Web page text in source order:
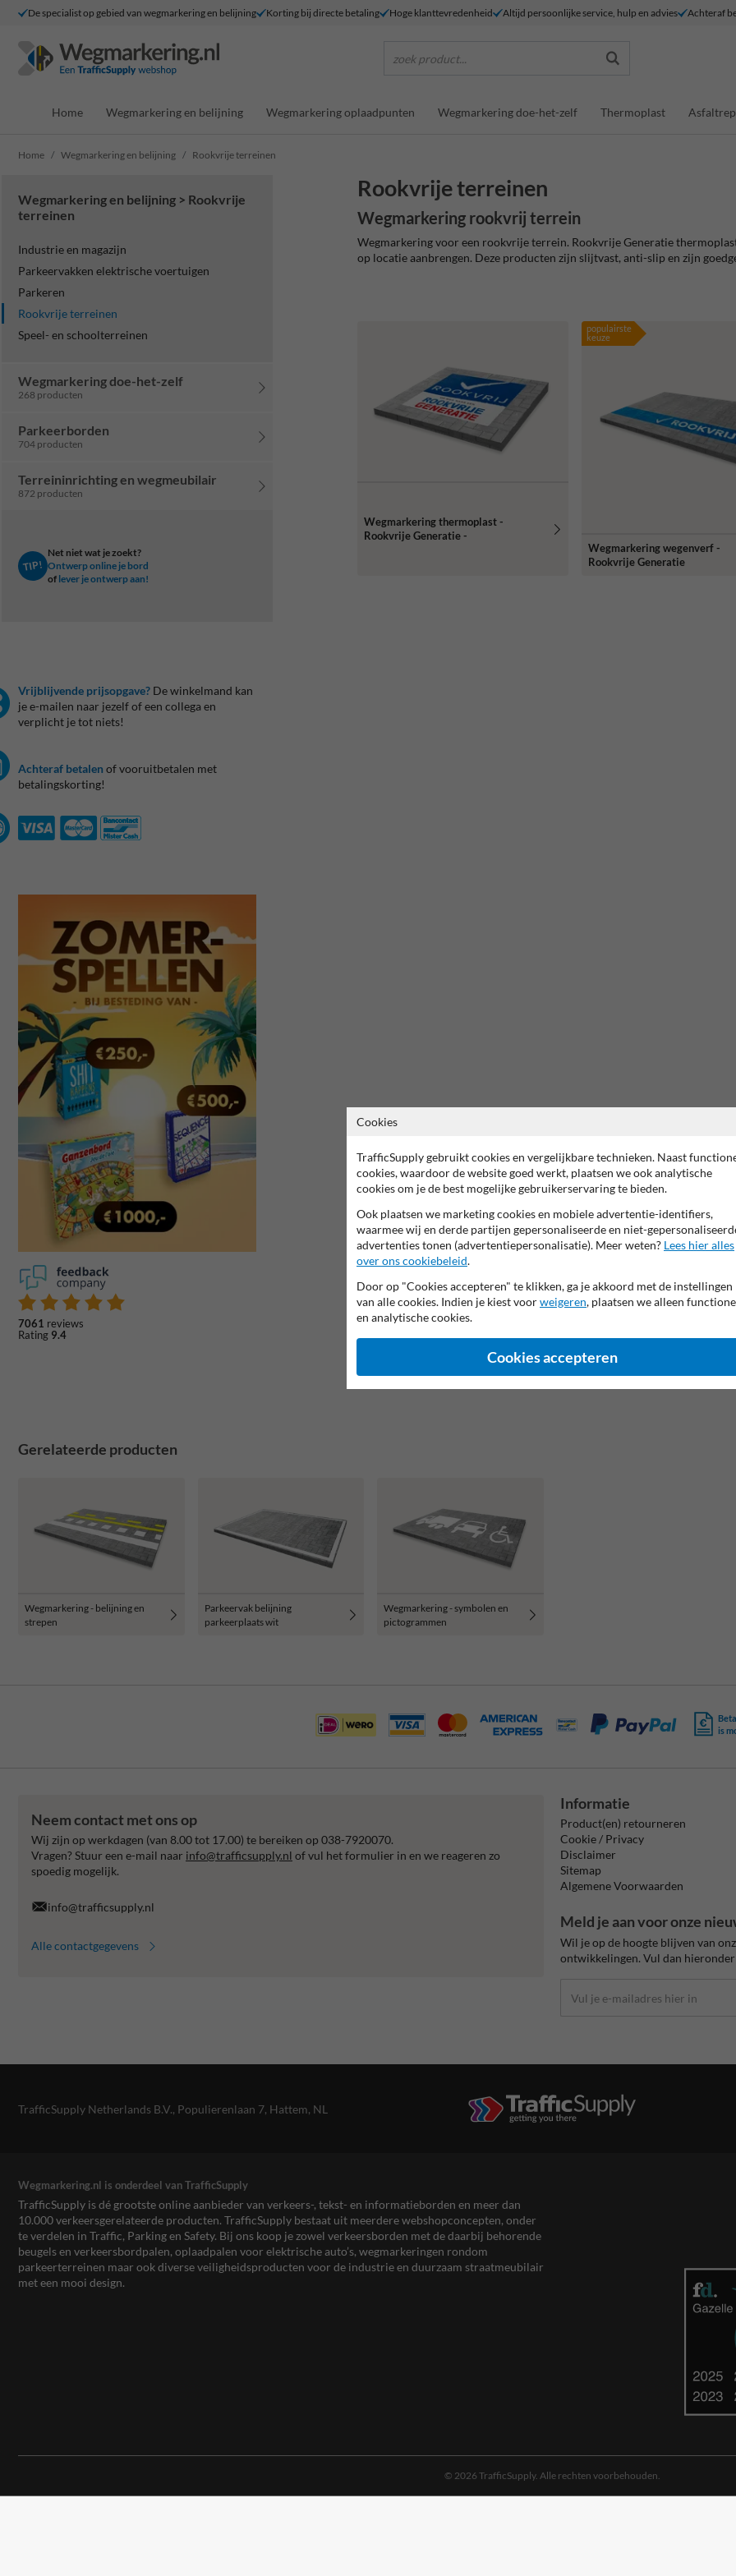
De specialist op gebied van wegmarkering en belijning Korting bij directe betaling Hoge klanttevredenheid Altijd persoonlijke service, hulp en advies Achteraf
zoek product...
Home Wegmarkering en belijning Wegmarkering oplaadpunten Wegmarkering doe-het-zelf Thermoplast
Home Wegmarkering en belijning Rookvrije terreinen
Wegmarkering en belijning > Rookvrije
terreinen
Industrie en magazijn
Parkeervakken elektrische voertuigen
Parkeren
Rookvrije terreinen
Speel- en schoolterreinen
Wegmarkering doe-het-zelf
268 producten
Parkeerborden
704 producten
Terreininrichting en wegmeubilair
872 producten
TIP!
Net niet wat je zoekt?
Ontwerp online je bord
of lever je ontwerp aan!
Vrijblijvende prijsopgave? De winkelmand kan
je e-mailen naar jezelf of een collega en
verplicht je tot niets!
Achteraf betalen of vooruitbetalen met
betalingskorting!
7061 reviews
Rating 9.4
Rookvrije terreinen
Wegmarkering rookvrij terrein
Wegmarkering voor een rookvrije terrein. Rookvrije Generatie
op locatie aanbrengen. Deze producten zijn slijtvast, anti-slip en zijn
Wegmarkering thermoplast -
Rookvrije Generatie -
populairste
keuze
Wegmarkering wegenverf -
Rookvrije Generatie
Gerelateerde producten
Wegmarkering - belijning en
strepen
Parkeervak belijning
parkeerplaats wit
Wegmarkering - symbolen en
pictogrammen
is
Neem contact met ons op
Wij zijn op werkdagen (van 8.00 tot 17.00) te bereiken op 038-7920070.
Vragen? Stuur een e-mail naar info@trafficsupply.nl of vul het formulier in en we reageren zo
spoedig mogelijk.
info@trafficsupply.nl
Alle contactgegevens
Informatie
Product(en) retourneren
Cookie / Privacy
Disclaimer
Sitemap
Algemene Voorwaarden
Meld je aan voor onze
Wil je op de hoogte blijven van
ontwikkelingen. Vul dan
TrafficSupply Netherlands B.V., Populierenlaan 7, Hattem, NL
Wegmarkering.nl is onderdeel van TrafficSupply
TrafficSupply is dé grootste online aanbieder van verkeers-, tekst- en informatieborden en meer dan
10.000 verkeersgerelateerde producten. TrafficSupply bestaat uit meerdere webshopconcepten, onder
te verdelen in Traffic, Parking en Safety. Bij ons koop je zowel verkeersborden met de daarbij behorende
beugels en verkeersbordpalen, oplaadpalen voor elektrische auto’s, wegmarkeringen rondom
parkeerterreinen maar ook diverse veiligheidsproducten voor de industrie en duurzaam straatmeubilair
met een mooi design.
© 2026 TrafficSupply. Alle rechten voorbehouden.
Cookies
TrafficSupply gebruikt cookies en vergelijkbare technieken. Naast
cookies, waardoor de website goed werkt, plaatsen we ook analytische
cookies om je de best mogelijke gebruikerservaring te bieden.
Ook plaatsen we marketing cookies en mobiele advertentie-identifiers,
waarmee wij en derde partijen gepersonaliseerde en niet-
advertenties tonen (advertentiepersonalisatie). Meer weten? Lees hier alles
over ons cookiebeleid.
Door op "Cookies accepteren" te klikken, ga je akkoord met de instellingen
van alle cookies. Indien je kiest voorweigeren, plaatsen we alleen
en analytische cookies.
Cookies accepteren